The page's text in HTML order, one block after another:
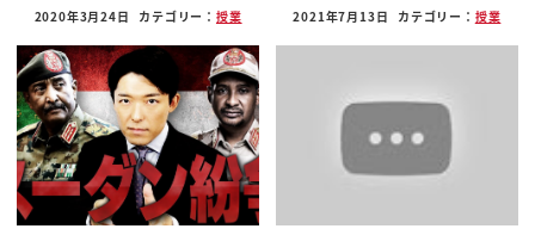
防衛大臣にですね北条時宗現行防いだと
いう実績であの件がモンゴルに責められ
たり不正だという実績でというですねそれ
を日本史オールスターズで
中学生くらいの男子がですね考えそうな
内閣をですねそのままai で持ってき
たっていうその技術あれば中国に勝ててる
2020年3月24日 カテゴリー： 授業 2021年7月13日 カテゴリー： 授業